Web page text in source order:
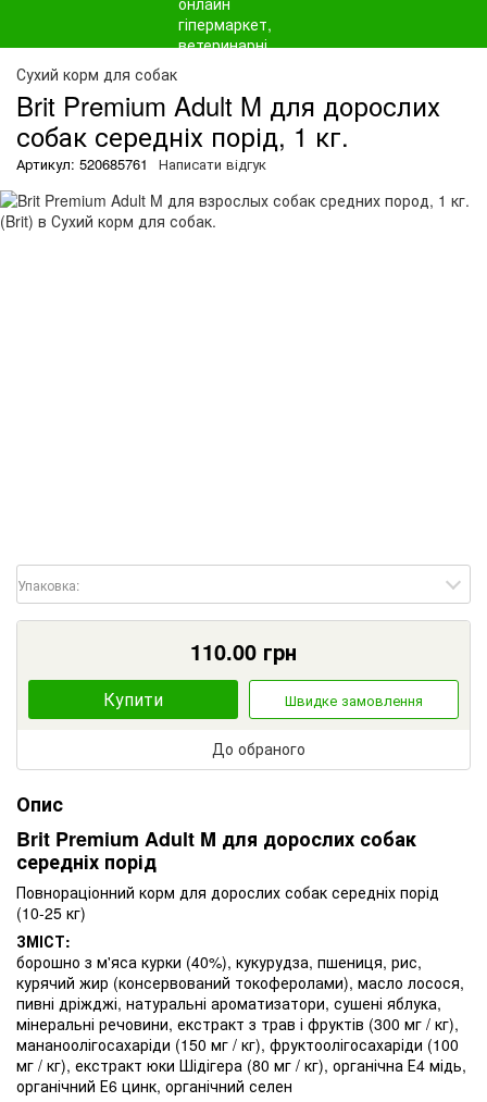
Сухий корм для собак
Brit Premium Adult M для дорослих
собак середніх порід, 1 кг.
Артикул: 520685761 Написати відгук
Упаковка:
110.00 грн
Купити Швидке замовлення
До обраного
Опис
Brit Premium Adult M для дорослих собак
середніх порід
Повнораціонний корм для дорослих собак середніх порід
(10-25 кг)
ЗМІСТ:
борошно з м'яса курки (40%), кукурудза, пшениця, рис,
курячий жир (консервований токоферолами), масло лосося,
пивні дріжджі, натуральні ароматизатори, сушені яблука,
мінеральні речовини, екстракт з трав і фруктів (300 мг / кг),
мананоолігосахаріди (150 мг / кг), фруктоолігосахаріди (100
мг / кг), екстракт юки Шідігера (80 мг / кг), органічна Е4 мідь,
органічний Е6 цинк, органічний селен